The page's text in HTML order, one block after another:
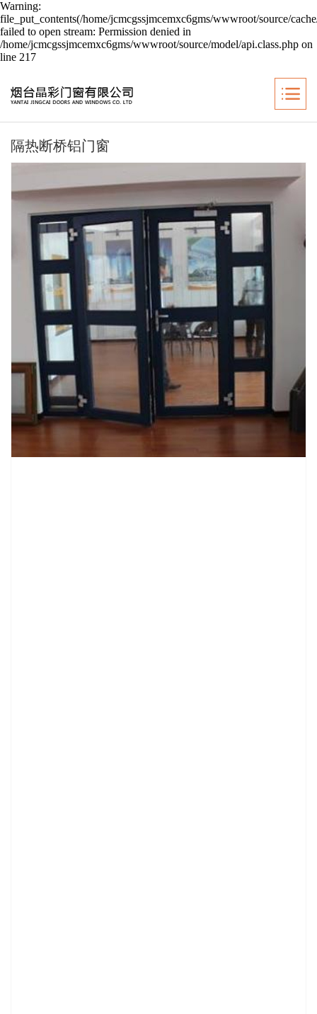
Warning:
file_put_contents(/home/jcmcgssjmcemxc6gms/wwwroot/source/
failed to open stream: Permission denied in
/home/jcmcgssjmcemxc6gms/wwwroot/source/model/api.class.php on
line 217
隔热断桥铝门窗